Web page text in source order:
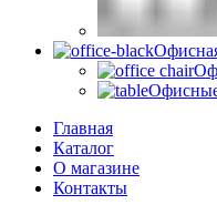
Главная
Каталог
О магазине
Контакты